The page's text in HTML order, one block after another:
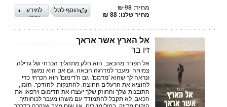
מחיר:98 ₪
מחיר שלנו: 88 ₪
למידע
נוסף
הוסף לסל
אל הארץ אשר אראך
זיו בר
אל תפחד מהכאב. הוא חלק מתהליך הכרחי של גדילה,
צמיחה ומעבר למדרגה הבאה. גם אם הוא נמשך
ונראה לך שהוא 'מדמם'. גם ה'דימום' הוא הכרחי כדי
להוציא את הרעלים החוצה. להתנקות. להזדכך. הזמן,
התובנות שלך והחוזק שלך יעצרו את הדימום וירפאו את
הכאב. לא תקבל להתמודד עם משהו מעבר לכוחותיך.